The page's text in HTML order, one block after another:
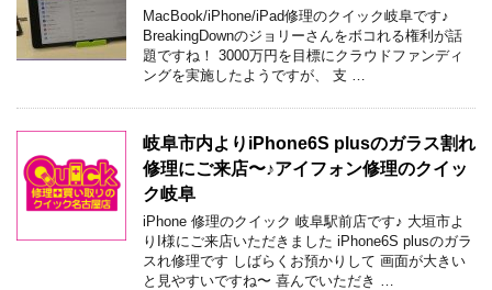
MacBook/iPhone/iPad修理のクイック岐阜です♪
BreakingDownのジョリーさんをボコれる権利が話
題ですね！ 3000万円を目標にクラウドファンディ
ングを実施したようですが、 支 …
岐阜市内よりiPhone6S plusのガラス割れ
修理にご来店〜♪アイフォン修理のクイッ
ク岐阜
iPhone 修理のクイック 岐阜駅前店です♪ 大垣市よ
りI様にご来店いただきました iPhone6S plusのガラ
スれ修理です しばらくお預かりして 画面が大きい
と見やすいですね〜 喜んでいただき …